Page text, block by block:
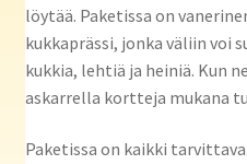
löytää. Paketissa on
kukkaprässi, jonka väliin voi
kukkia, lehtiä ja heiniä. Kun
askarrella kortteja mukana
Paketissa on kaikki tarvittava.